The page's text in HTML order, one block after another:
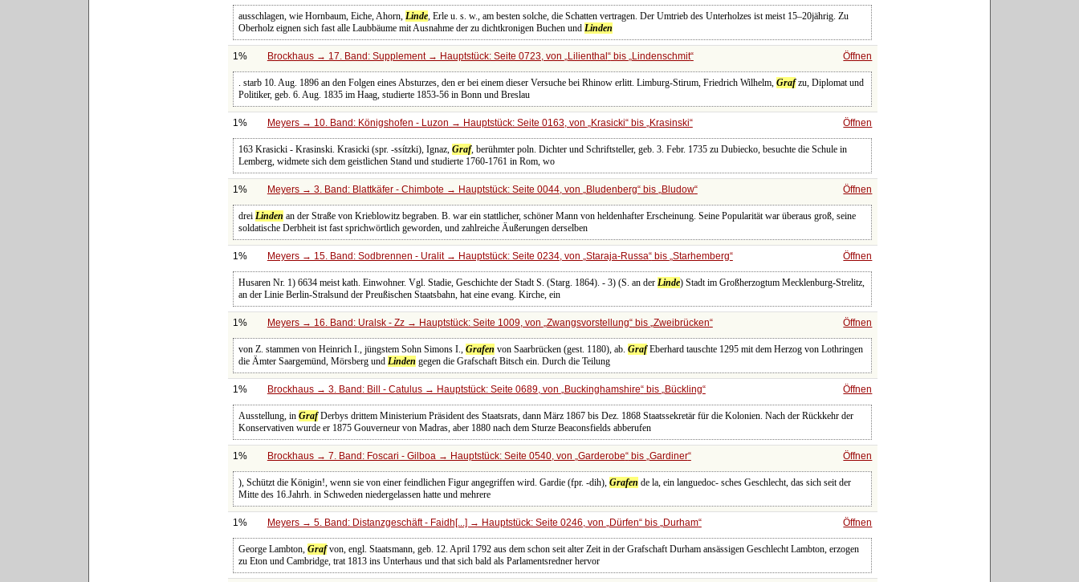
ausschlagen, wie Hornbaum, Eiche, Ahorn,Linde, Erle u. s. w., am besten solche, die Schatten vertragen. Der Umtrieb des Unterholzes ist meist 15‒20jährig. Zu
Oberholz eignen sich fast alle Laubbäume mit Ausnahme der zu dichtkronigen Buchen undLinden
1% Brockhaus → 17. Band: Supplement → Hauptstück: Seite 0723, von Lilienthal bis Lindenschmit Öffnen
. starb 10. Aug. 1896 an den Folgen eines Absturzes, den er bei einem dieser Versuche bei Rhinow erlitt. Limburg-Stirum, Friedrich Wilhelm,Grafzu, Diplomat und
Politiker, geb. 6. Aug. 1835 im Haag, studierte 1853-56 in Bonn und Breslau
1% Meyers → 10. Band: Königshofen - Luzon → Hauptstück: Seite 0163, von Krasicki bis Krasinski Öffnen
163 Krasicki - Krasinski. Krasicki (spr. -ssítzki), Ignaz,Graf, berühmter poln. Dichter und Schriftsteller, geb. 3. Febr. 1735 zu Dubiecko, besuchte die Schule in
Lemberg, widmete sich dem geistlichen Stand und studierte 1760-1761 in Rom, wo
1% Meyers → 3. Band: Blattkäfer - Chimbote → Hauptstück: Seite 0044, von Bludenberg bis Bludow Öffnen
dreiLinden an der Straße von Krieblowitz begraben. B. war ein stattlicher, schöner Mann von heldenhafter Erscheinung. Seine Popularität war überaus groß, seine
soldatische Derbheit ist fast sprichwörtlich geworden, und zahlreiche Äußerungen derselben
1% Meyers → 15. Band: Sodbrennen - Uralit → Hauptstück: Seite 0234, von Staraja-Russa bis Starhemberg Öffnen
Husaren Nr. 1) 6634 meist kath. Einwohner. Vgl. Stadie, Geschichte der Stadt S. (Starg. 1864). - 3) (S. an derLinde) Stadt im Großherzogtum Mecklenburg-Strelitz,
an der Linie Berlin-Stralsund der Preußischen Staatsbahn, hat eine evang. Kirche, ein
1% Meyers → 16. Band: Uralsk - Zz → Hauptstück: Seite 1009, von Zwangsvorstellung bis Zweibrücken Öffnen
von Z. stammen von Heinrich I., jüngstem Sohn Simons I.,Grafen von Saarbrücken (gest. 1180), ab.GrafEberhard tauschte 1295 mit dem Herzog von Lothringen
die Ämter Saargemünd, Mörsberg undLinden gegen die Grafschaft Bitsch ein. Durch die Teilung
1% Brockhaus → 3. Band: Bill - Catulus → Hauptstück: Seite 0689, von Buckinghamshire bis Bückling Öffnen
Ausstellung, inGrafDerbys drittem Ministerium Präsident des Staatsrats, dann März 1867 bis Dez. 1868 Staatssekretär für die Kolonien. Nach der Rückkehr der
Konservativen wurde er 1875 Gouverneur von Madras, aber 1880 nach dem Sturze Beaconsfields abberufen
1% Brockhaus → 7. Band: Foscari - Gilboa → Hauptstück: Seite 0540, von Garderobe bis Gardiner Öffnen
), Schützt die Königin!, wenn sie von einer feindlichen Figur angegriffen wird. Gardie (fpr. -dih),Grafen de la, ein languedoc- sches Geschlecht, das sich seit der
Mitte des 16.Jahrh. in Schweden niedergelassen hatte und mehrere
1% Meyers → 5. Band: Distanzgeschäft - Faidh[...] → Hauptstück: Seite 0246, von Dürfen bis Durham Öffnen
George Lambton,Grafvon, engl. Staatsmann, geb. 12. April 1792 aus dem schon seit alter Zeit in der Grafschaft Durham ansässigen Geschlecht Lambton, erzogen
zu Eton und Cambridge, trat 1813 ins Unterhaus und that sich bald als Parlamentsredner hervor